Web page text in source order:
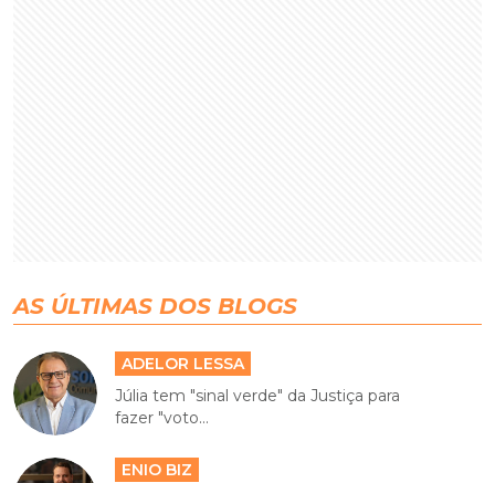
AS ÚLTIMAS DOS BLOGS
ADELOR LESSA
Júlia tem "sinal verde" da Justiça para
fazer "voto...
ENIO BIZ